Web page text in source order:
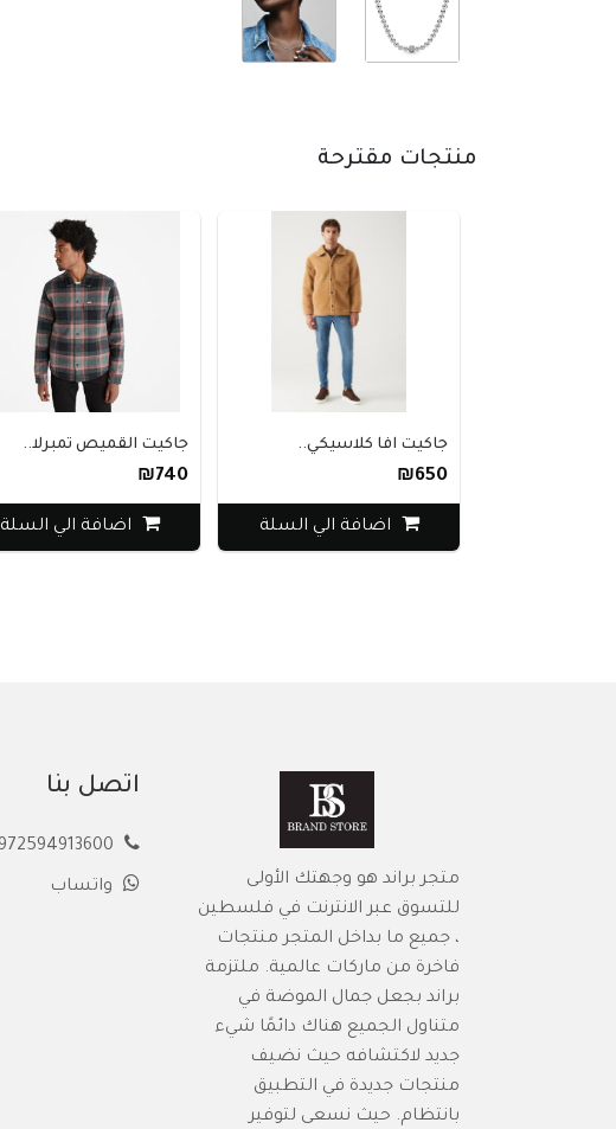
منتجات مقترحة
جاكيت افا كلاسيكي..
₪650
اضافة الي السلة
جاكيت القميص تمبرلا..
₪740
اضافة الي السلة
متجر براند هو وجهتك الأولى
للتسوق عبر الانترنت في فلسطين
، جميع ما بداخل المتجر منتجات
فاخرة من ماركات عالمية. ملتزمة
براند بجعل جمال الموضة في
متناول الجميع هناك دائمًا شيء
جديد لاكتشافه حيث نضيف
منتجات جديدة في التطبيق
بانتظام. حيث نسعى لتوفير
اتصل بنا
واتساب